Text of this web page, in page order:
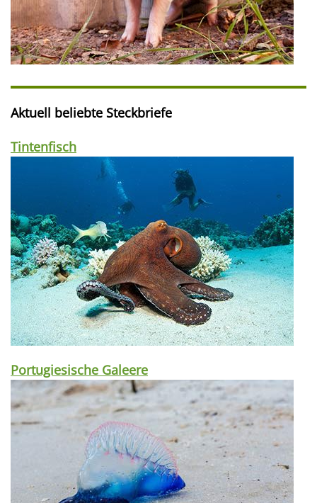
Aktuell beliebte Steckbriefe
Tintenfisch
Portugiesische Galeere